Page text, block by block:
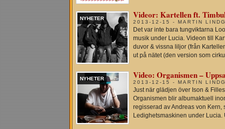
NYHETER Videor: Kartellen ft.
2013-12-15 - MARTIN
Det var inte bara tungviktarna
musik under Lucia. Videon till
duvor & vissna liljor (från
ut på nätet (den version som
NYHETER Video: Organismen –
2013-12-15 - MARTIN
Just när glädjen över Ison &
Organismen blir albumaktuell
regisserad av Andreas von
Ledighetsmaskinen under